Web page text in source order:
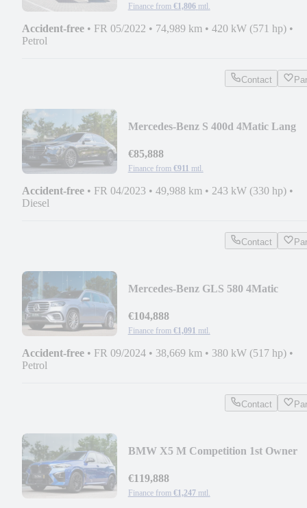
Finance from €1,806 mtl.
Accident-free • FR 05/2022 • 74,989 km • 420 kW (571 hp) •
Petrol
Contact
Mercedes-Benz S 400d 4Matic Lang
€85,888
Finance from €911 mtl.
Accident-free • FR 04/2023 • 49,988 km • 243 kW (330 hp) •
Diesel
Contact
Mercedes-Benz GLS 580 4Matic
€104,888
Finance from €1,091 mtl.
Accident-free • FR 09/2024 • 38,669 km • 380 kW (517 hp) •
Petrol
Contact
BMW X5 M Competition 1st Owner
€119,888
Finance from €1,247 mtl.